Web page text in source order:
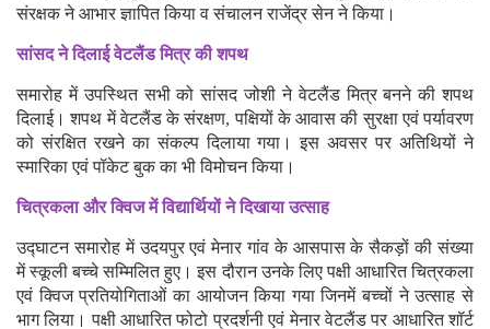
संरक्षक ने आभार ज्ञापित किया व संचालन राजेंद्र सेन ने किया।
सांसद ने दिलाई वेटलैंड मित्र की शपथ
समारोह में उपस्थित सभी को सांसद जोशी ने वेटलैंड मित्र बनने की शपथ
दिलाई। शपथ में वेटलैंड के संरक्षण, पक्षियों के आवास की सुरक्षा एवं पर्यावरण
को संरक्षित रखने का संकल्प दिलाया गया। इस अवसर पर अतिथियों ने
स्मारिका एवं पॉकेट बुक का भी विमोचन किया।
चित्रकला और क्विज में विद्यार्थियों ने दिखाया उत्साह
उद्घाटन समारोह में उदयपुर एवं मेनार गांव के आसपास के सैकड़ों की संख्या
में स्कूली बच्चे सम्मिलित हुए। इस दौरान उनके लिए पक्षी आधारित चित्रकला
एवं क्विज प्रतियोगिताओं का आयोजन किया गया जिनमें बच्चों ने उत्साह से
भाग लिया। पक्षी आधारित फोटो प्रदर्शनी एवं मेनार वेटलैंड पर आधारित शॉर्ट